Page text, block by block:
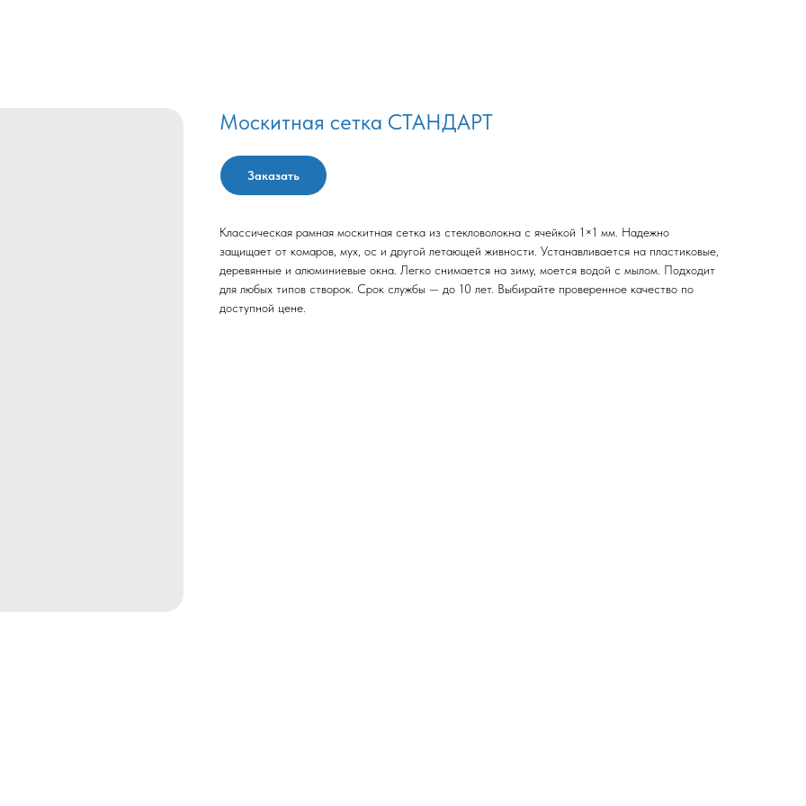
Москитная сетка СТАНДАРТ
Заказать
Классическая рамная москитная сетка из стекловолокна с ячейкой 1×1 мм. Надежно
защищает от комаров, мух, ос и другой летающей живности. Устанавливается на пластиковые,
деревянные и алюминиевые окна. Легко снимается на зиму, моется водой с мылом. Подходит
для любых типов створок. Срок службы — до 10 лет. Выбирайте проверенное качество по
доступной цене.